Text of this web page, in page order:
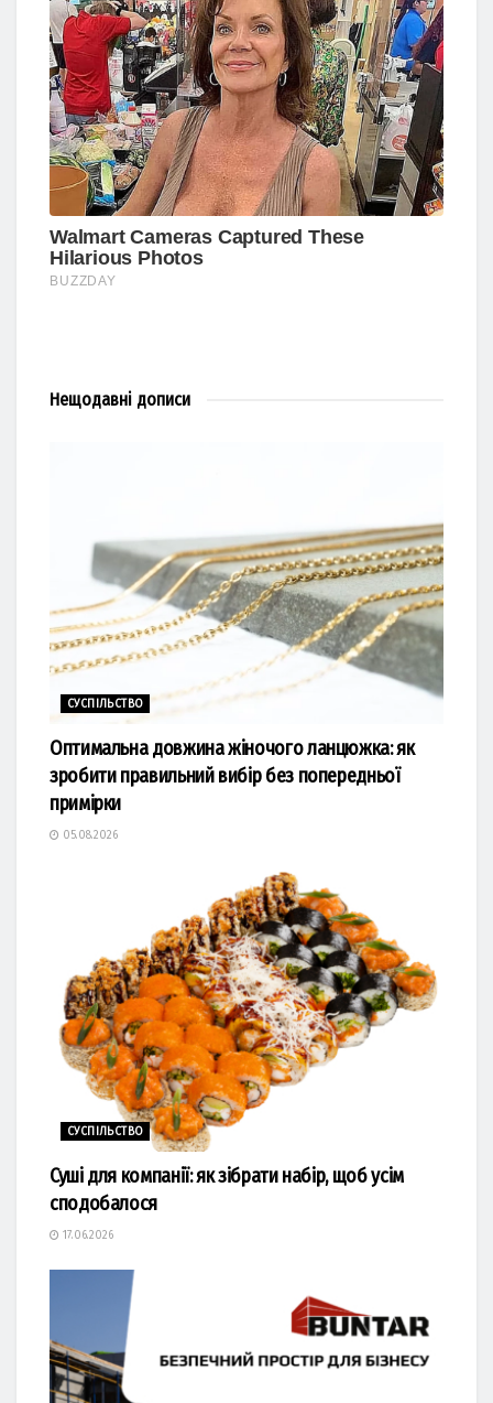
Нещодавні дописи
СУСПІЛЬСТВО
Оптимальна довжина жіночого ланцюжка: як
зробити правильний вибір без попередньої
примірки
05.08.2026
СУСПІЛЬСТВО
Суші для компанії: як зібрати набір, щоб усім
сподобалося
17.06.2026